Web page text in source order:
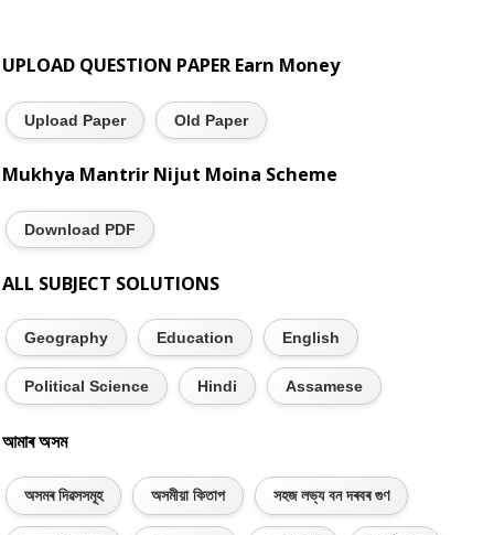
UPLOAD QUESTION PAPER Earn Money
Upload Paper Old Paper
Mukhya Mantrir Nijut Moina Scheme
Download PDF
ALL SUBJECT SOLUTIONS
Geography Education English
Political Science Hindi Assamese
আমাৰ অসম
অসমৰ দিৱসসমূহ অসমীয়া কিতাপ সহজ লভ্য বন দৰবৰ গুণ